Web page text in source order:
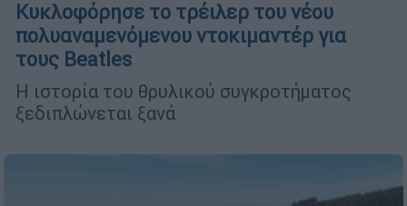
Κυκλοφόρησε το τρέιλερ του νέου
πολυαναμενόμενου ντοκιμαντέρ για
τους Beatles
Η ιστορία του θρυλικού συγκροτήματος
ξεδιπλώνεται ξανά